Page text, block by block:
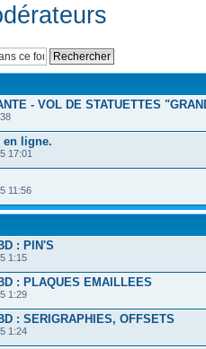
- VOL DE STATUETTES
en ligne.
17:01
11:56
: PIN'S
1:15
: PLAQUES EMAILLEES
1:29
: SERIGRAPHIES, OFFSETS
1:24